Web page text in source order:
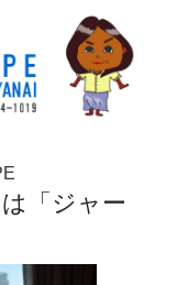
「ジャー